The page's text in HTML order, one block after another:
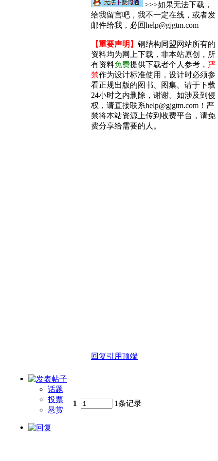
>>>如果无法下载，
给我留言吧，我不一定在线，或者发
邮件给我，必回help@gjgtm.com
【重要声明】 钢结构同盟网站所有的
资料均为网上下载，非本站原创，所
有资料免费提供下载者个人参考， 严
禁作为设计标准使用，设计时必须参
看正规出版的图书、图集。请于下载
24小时之内删除，谢谢。如涉及到侵
权，请直接联系help@gjgtm.com！严
禁将本站资源上传到收费平台，请免
费分享给需要的人。
回复引用顶端
话题
投票
悬赏
1 1条记录